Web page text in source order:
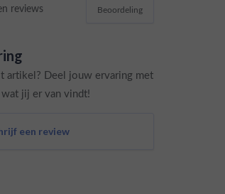
reviews Beoordeling
artikel? Deel jouw ervaring met
jij er van vindt!
een review